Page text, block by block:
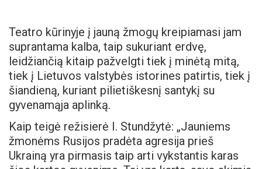
Teatro kūrinyje į jauną žmogų kreipiamasi jam
suprantama kalba, taip sukuriant erdvę,
leidžiančią kitaip pažvelgti tiek į minėtą mitą,
tiek į Lietuvos valstybės istorines patirtis, tiek į
šiandieną, kuriant pilietiškesnį santykį su
gyvenamąja aplinką.
Kaip teigė režisierė I. Stundžytė: „Jauniems
žmonėms Rusijos pradėta agresija prieš
Ukrainą yra pirmasis taip arti vykstantis karas